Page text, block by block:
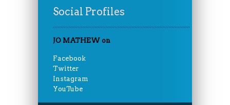
Social Profiles
JO MATHEW on
Facebook
Twitter
Instagram
YouTube